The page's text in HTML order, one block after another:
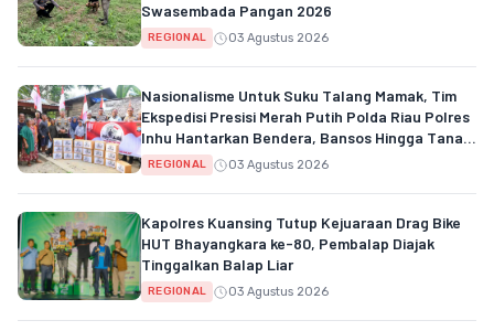
Swasembada Pangan 2026
REGIONAL 03 Agustus 2026
Nasionalisme Untuk Suku Talang Mamak, Tim
Ekspedisi Presisi Merah Putih Polda Riau Polres
Inhu Hantarkan Bendera, Bansos Hingga Tanam
Pohon Bersama
REGIONAL 03 Agustus 2026
Kapolres Kuansing Tutup Kejuaraan Drag Bike
HUT Bhayangkara ke-80, Pembalap Diajak
Tinggalkan Balap Liar
REGIONAL 03 Agustus 2026